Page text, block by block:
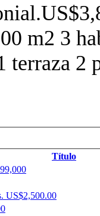
m2 3
terraza 2
Título
US$2,500.00